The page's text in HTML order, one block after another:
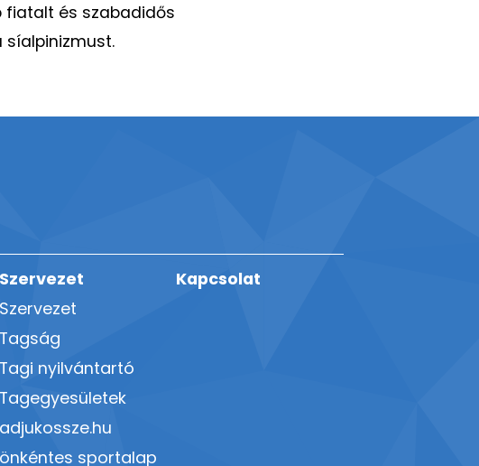
fiatalt és szabadidős
síalpinizmust.
Szervezet
Szervezet
Tagság
Tagi nyilvántartó
Tagegyesületek
adjukossze.hu
önkéntes sportalap
Kapcsolat